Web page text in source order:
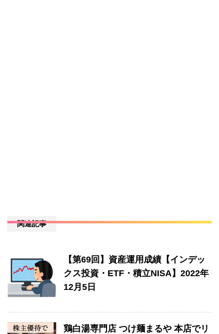
関連記事
【第69回】資産運用成績【インデッ
クス投資・ETF・積立NISA】2022年
12月5日
鶏白湯専門店 つけ麺まるや 本店でリ